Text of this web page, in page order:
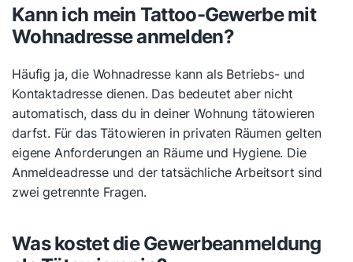
Kann ich mein Tattoo-Gewerbe mit
Wohnadresse anmelden?
Häufig ja, die Wohnadresse kann als Betriebs- und
Kontaktadresse dienen. Das bedeutet aber nicht
automatisch, dass du in deiner Wohnung tätowieren
darfst. Für das Tätowieren in privaten Räumen gelten
eigene Anforderungen an Räume und Hygiene. Die
Anmeldeadresse und der tatsächliche Arbeitsort sind
zwei getrennte Fragen.
Was kostet die Gewerbeanmeldung